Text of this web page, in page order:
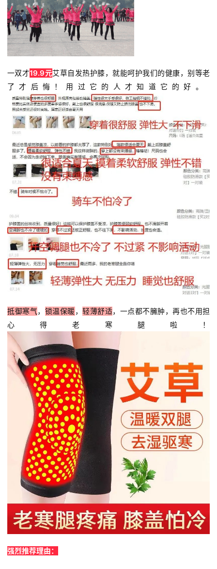
一双才19.9元艾草自发热护膝，就能呵护我们的健康，别等老
了才后悔！ 用过它的人才知道它的好。
抵御寒气， 锁温保暖， 轻薄舒适，一点都不臃肿，再也不用担
心得老寒腿啦！
强烈推荐理由：